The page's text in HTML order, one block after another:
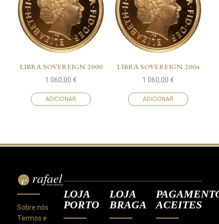
LIBRA SOVEREIGN 2000
1 060,00 €
ADICIONAR
LIBRA SOVEREIGN 2004
1 060,00 €
ADICIONAR
Sobre nós
Termos e
LOJA
PORTO
LOJA
BRAGA
ACEITES